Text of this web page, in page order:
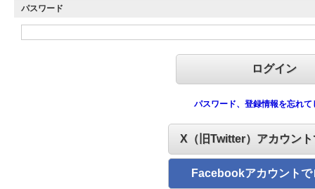
パスワード
パスワード、登録情報を忘れて
X（旧Twitter）アカウン
Facebookアカウントで